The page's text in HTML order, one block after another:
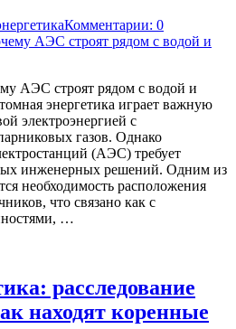
Комментарии: 0
АЭС строят рядом с водой и
энергетика играет важную
электроэнергией с
газов. Однако
(АЭС) требует
инженерных решений. Одним из
необходимость расположения
что связано как с
…
расследование
находят коренные